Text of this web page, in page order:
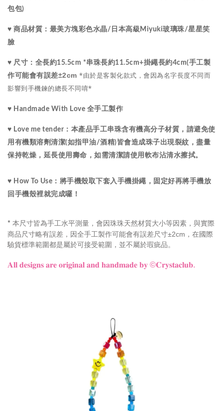
包包)
♥ 商品材質：最美方塊彩色水晶/ 日本高級Miyuki玻璃珠/星星笑
臉
♥ 尺寸： 全長約15.5cm *串珠長約11.5cm+掛繩長約4cm(手工製
作可能會有誤差±2cm *由於是客製化款式，會因為名字長度不同而
影響到手機鍊的總長不同唷*
♥ Handmade With Love 全手工製作
♥ Love me tender： 本產品手工串珠含有機高分子材質，請避免使
用有機類溶劑清潔(如指甲油/酒精)皆會造成珠子出現裂紋，盡量
保持乾燥，延長使用壽命，如需清潔請使用軟布沾清水擦拭。
♥ How To Use：將手機殼取下套入手機掛繩，固定好再將手機放
回手機殼裡就完成囉！
* 本尺寸皆為手工水平測量，會因珠珠天然材質大小等因素，與實際
商品尺寸略有誤差，因全手工製作可能會有誤差尺寸±2cm，在國際
驗貨標準範圍都是屬於可接受範圍，並不屬於瑕疵品。
𝐀𝐥𝐥 𝐝𝐞𝐬𝐢𝐠𝐧𝐬 𝐚𝐫𝐞 𝐨𝐫𝐢𝐠𝐢𝐧𝐚𝐥 𝐚𝐧𝐝 𝐡𝐚𝐧𝐝𝐦𝐚𝐝𝐞 𝐛𝐲 ©𝐂𝐫𝐲𝐬𝐭𝐚𝐜𝐥𝐮𝐛.